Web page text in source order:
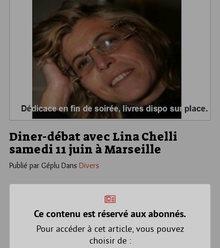
Diner-débat avec Lina Chelli
samedi 11 juin à Marseille
Publié par Géplu Dans Divers
Ce contenu est réservé aux abonnés.
Pour accéder à cet article, vous pouvez
choisir de :